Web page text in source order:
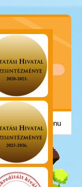
Menu